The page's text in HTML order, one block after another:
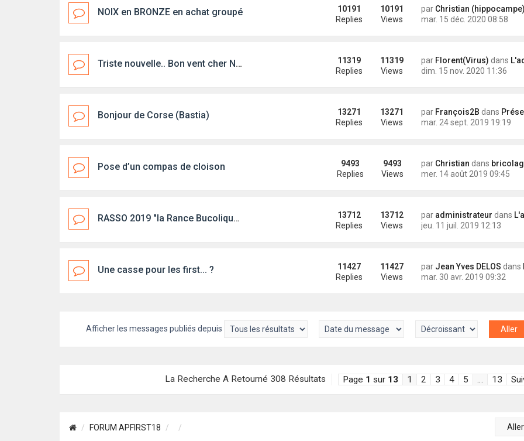
NOIX en BRONZE en achat groupé par Christian (hippocampe)
mar. 15 déc. 2020 08:58
10191
Replies
10191
Views
Triste nouvelle.. Bon vent cher Noël(ex-Bisoupic) par Florent(Virus) dans
dim. 15 nov. 2020 11:36
11319
Replies
11319
Views
Bonjour de Corse (Bastia) par François2B dans Présentation des
mar. 24 sept. 2019 19:19
13271
Replies
13271
Views
Pose d’un compas de cloison par Christian dans bricolages et astuces
mer. 14 août 2019 09:45
9493
Replies
9493
Views
RASSO 2019 "la Rance Bucolique" en photos par administrateur dans
jeu. 11 juil. 2019 12:13
13712
Replies
13712
Views
Une casse pour les first... ? par Jean Yves DELOS dans
mar. 30 avr. 2019 09:32
11427
Replies
11427
Views
Afficher les messages publiés depuis
La Recherche A Retourné 308 Résultats Page 1 sur 13 1 2 3 4 5 … 13
FORUM APFIRST18 Aller